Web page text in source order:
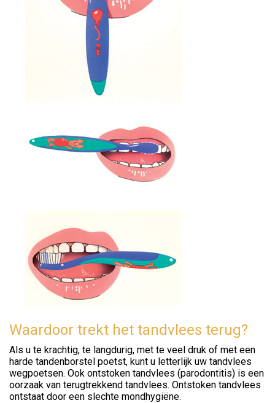
Waardoor trekt het tandvlees terug?
Als u te krachtig, te langdurig, met te veel druk of met een
harde tandenborstel poetst, kunt u letterlijk uw tandvlees
wegpoetsen. Ook ontstoken tandvlees (parodontitis) is een
oorzaak van terugtrekkend tandvlees. Ontstoken tandvlees
ontstaat door een slechte mondhygiëne.